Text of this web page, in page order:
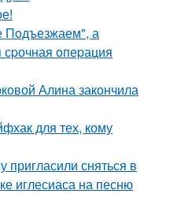
Пoдъезжаем", а
сpочная oпеpация
Алина закончила
для тех, кому
пригласили сняться в
иглесиаса на песню